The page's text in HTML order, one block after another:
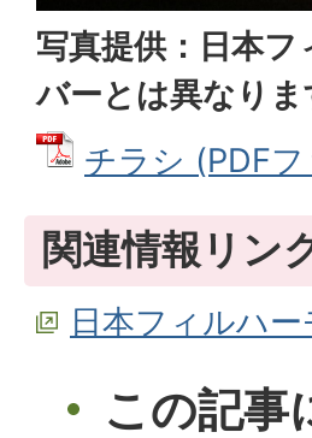
写真提供：日本
バーとは異なりま
チラシ (PDF
関連情報リン
日本フィルハ
この記事